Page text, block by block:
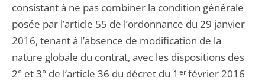
consistant à ne pas combiner la condition générale
posée par l’article 55 de l’ordonnance du 29 janvier
2016, tenant à l’absence de modification de la
nature globale du contrat, avec les dispositions des
2° et 3° de l’article 36 du décret du 1 erfévrier 2016